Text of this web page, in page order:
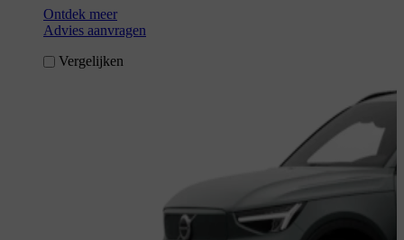
Ontdek meer
Advies aanvragen
Vergelijken